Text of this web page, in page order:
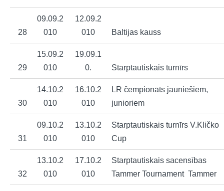
28
09.09.2
010
12.09.2
010
Baltijas kauss
29
15.09.2
010
19.09.1
0.
Starptautiskais turnīrs
30
14.10.2
010
16.10.2
010
LR čempionāts jauniešiem,
junioriem
31
09.10.2
010
13.10.2
010
Starptautiskais turnīrs V.Kličko
Cup
32
13.10.2
010
17.10.2
010
Starptautiskais sacensības
Tammer Tournament Tammer